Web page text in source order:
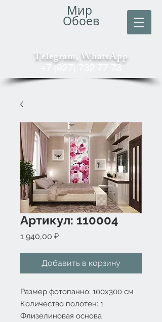
Мир
Обоев
Telegram, WhatsApp
+7 (927) 732 77 73
Артикул: 110004
1 940,00 ₽Цена
Добавить в корзину
Размер фотопанно: 100x300 см
Количество полотен: 1
Флизелиновая основа